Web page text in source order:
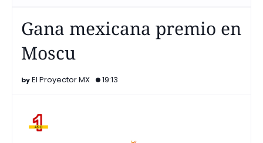
Gana mexicana premio en
Moscu
El Proyector MX 19:13